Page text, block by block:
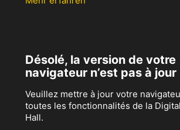
Désolé, la version de votre
navigateur n’est pas à jour
Veuillez mettre à jour votre
toutes les fonctionnalités de la
Hall.